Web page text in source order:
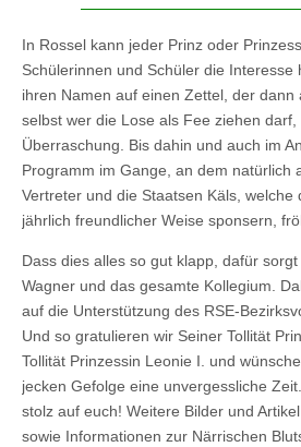
In Rossel kann jeder Prinz oder
Schülerinnen und Schüler die Interesse
ihren Namen auf einen Zettel, der dann
selbst wer die Lose als Fee ziehen darf,
Überraschung. Bis dahin und auch im
Programm im Gange, an dem natürlich
Vertreter und die Staatsen Käls, welche
jährlich freundlicher Weise sponsern,
Dass dies alles so gut klapp, dafür
Wagner und das gesamte Kollegium.
auf die Unterstützung des RSE-
Und so gratulieren wir Seiner Tollität
Tollität Prinzessin Leonie I. und
jecken Gefolge eine unvergessliche
stolz auf euch! Weitere Bilder und
sowie Informationen zur Närrischen